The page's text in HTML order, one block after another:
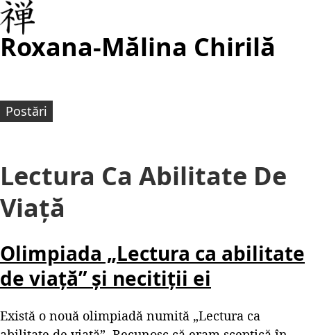
Roxana-Mălina Chirilă
Postări
Lectura Ca Abilitate De
Viață
Olimpiada „Lectura ca abilitate
de viață” și necitiții ei
Există o nouă olimpiadă numită „Lectura ca